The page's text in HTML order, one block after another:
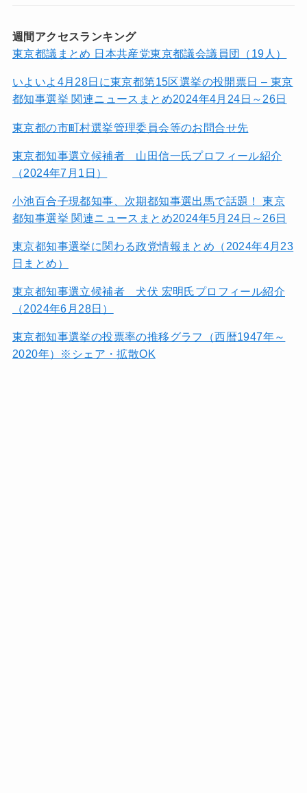
週間アクセスランキング
東京都議まとめ 日本共産党東京都議会議員団（19人）
いよいよ4月28日に東京都第15区選挙の投開票日 – 東京
都知事選挙 関連ニュースまとめ2024年4月24日～26日
東京都の市町村選挙管理委員会等のお問合せ先
東京都知事選立候補者 山田信一氏プロフィール紹介
（2024年7月1日）
小池百合子現都知事、次期都知事選出馬で話題！ 東京
都知事選挙 関連ニュースまとめ2024年5月24日～26日
東京都知事選挙に関わる政党情報まとめ（2024年4月23
日まとめ）
東京都知事選立候補者 犬伏 宏明氏プロフィール紹介
（2024年6月28日）
東京都知事選挙の投票率の推移グラフ（西暦1947年～
2020年）※シェア・拡散OK